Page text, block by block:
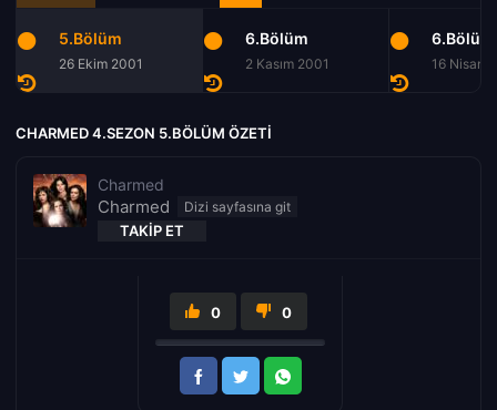
5.Bölüm
26 Ekim 2001
6.Bölüm
2 Kasım 2001
6.Bölüm
16 Nisan
CHARMED 4.SEZON 5.BÖLÜM ÖZETI
Charmed
Charmed
TAKIP ET
0 0